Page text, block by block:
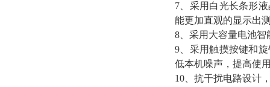
7、采用白光长条形
能更加直观的显示出
8、采用大容量电池
9、采用触摸按键和
低本机噪声，提高使
10、抗干扰电路设计